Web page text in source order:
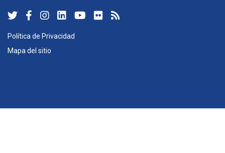
Política de Privacidad
Mapa del sitio